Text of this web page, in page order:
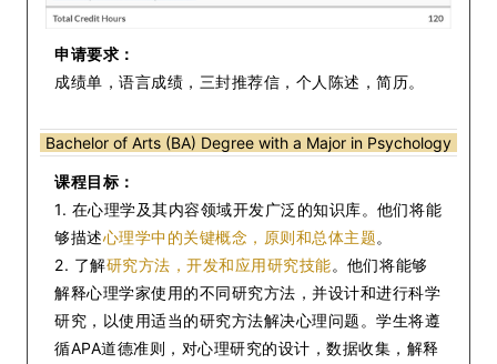
申请要求：
成绩单，语言成绩，三封推荐信，个人陈述，简历。
Bachelor of Arts (BA) Degree with a Major in Psychology
课程目标：
1. 在心理学及其内容领域开发广泛的知识库。他们将能
够描述心理学中的关键概念，原则和总体主题。
2. 了解研究方法，开发和应用研究技能。他们将能够
解释心理学家使用的不同研究方法，并设计和进行科学
研究，以使用适当的研究方法解决心理问题。学生将遵
循APA道德准则，对心理研究的设计，数据收集，解释